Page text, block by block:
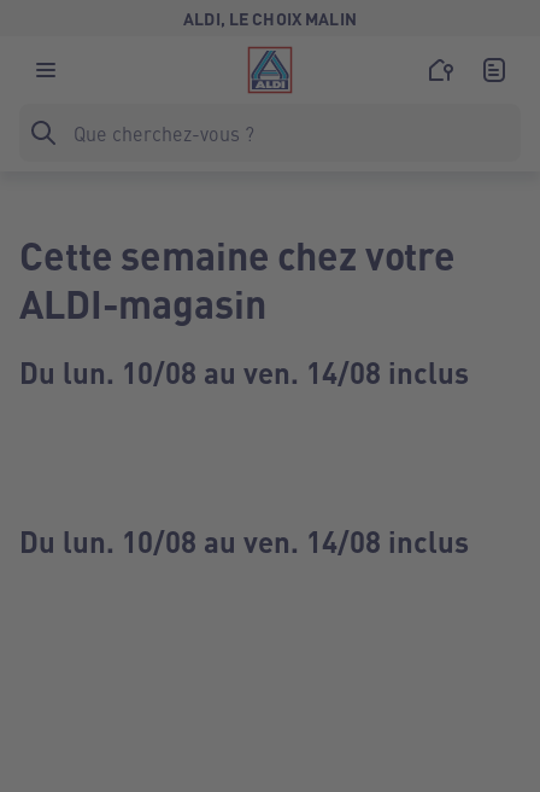
ALDI, LE CHOIX MALIN
Cette semaine chez votre
ALDI-magasin
Du lun. 10/08 au ven. 14/08 inclus
Du lun. 10/08 au ven. 14/08 inclus